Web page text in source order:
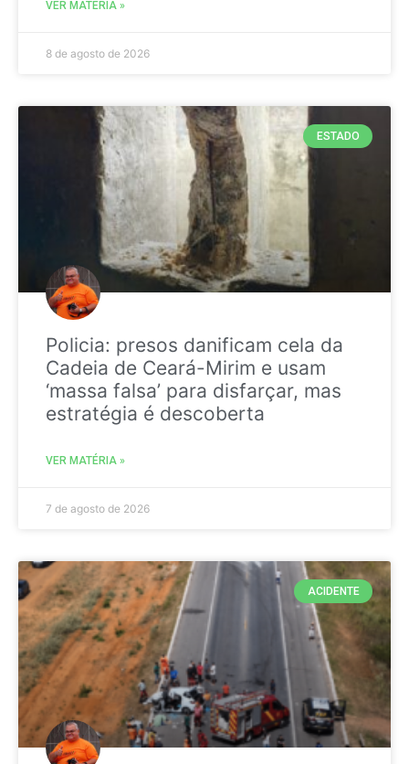
VER MATÉRIA »
8 de agosto de 2026
ESTADO
Policia: presos danificam cela da
Cadeia de Ceará-Mirim e usam
‘massa falsa’ para disfarçar, mas
estratégia é descoberta
VER MATÉRIA »
7 de agosto de 2026
ACIDENTE